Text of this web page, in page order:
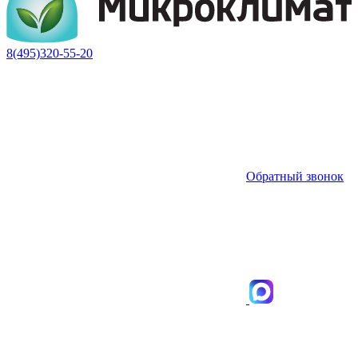
8(495)320-55-20
Обратный звонок